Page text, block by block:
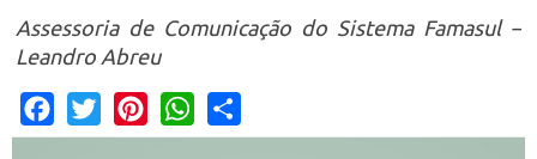
Assessoria de Comunicação do Sistema Famasul –
Leandro Abreu
Facebook
Twitter PinterestWhatsApp